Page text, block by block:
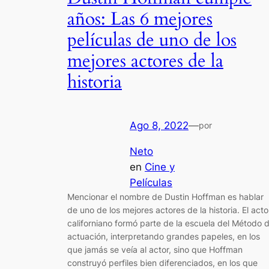
años: Las 6 mejores
películas de uno de los
mejores actores de la
historia
Ago 8, 2022—por
Neto
en Cine y
Películas
Mencionar el nombre de Dustin Hoffman es hablar
de uno de los mejores actores de la historia. El
californiano formó parte de la escuela del Método
actuación, interpretando grandes papeles, en los
que jamás se veía al actor, sino que Hoffman
construyó perfiles bien diferenciados, en los que